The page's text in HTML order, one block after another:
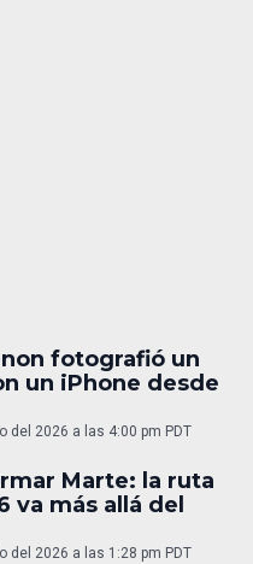
fotografió un
un iPhone desde
del 2026 a las 4:00 pm PDT
Marte: la ruta
va más allá del
del 2026 a las 1:28 pm PDT